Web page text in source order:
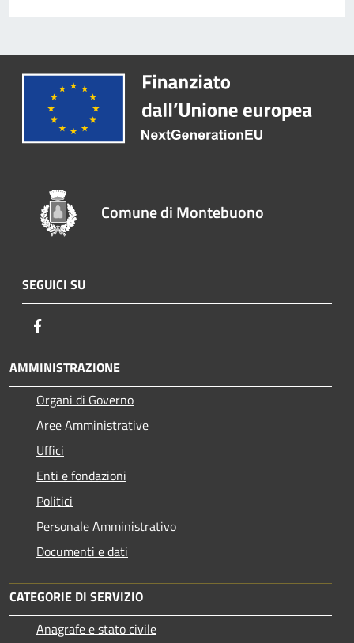
Comune di Montebuono
SEGUICI SU
AMMINISTRAZIONE
Organi di Governo
Aree Amministrative
Uffici
Enti e fondazioni
Politici
Personale Amministrativo
Documenti e dati
CATEGORIE DI SERVIZIO
Anagrafe e stato civile